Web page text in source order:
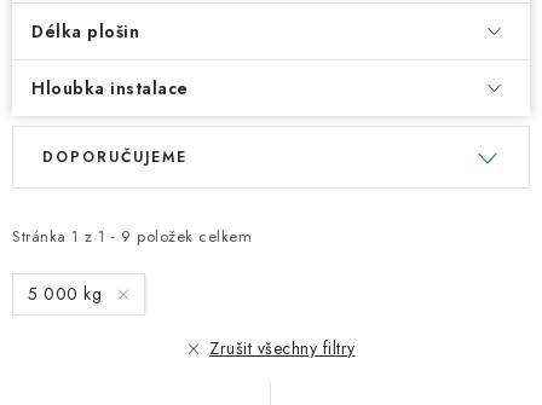
Délka plošin
Hloubka instalace
V
i
s
p
Stránka 1 z 1 - 9 položek celkem
Ř
e
n
í
DOPORUČUJEME
5 000 kg
Zrušit všechny filtry